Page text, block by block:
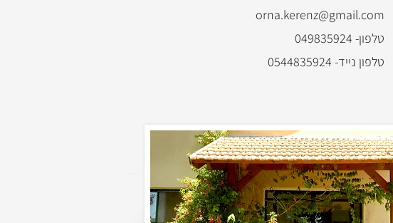
orna.kerenz@gmail.com
טלפון- 049835924
טלפון נייד- 0544835924